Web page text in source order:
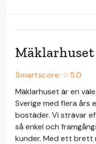
Mäklarhuset
Smartscore: ☆5.0
Mäklarhuset är en
Sverige med flera års
bostäder. Vi strävar
så enkel och
kunder. Med ett brett